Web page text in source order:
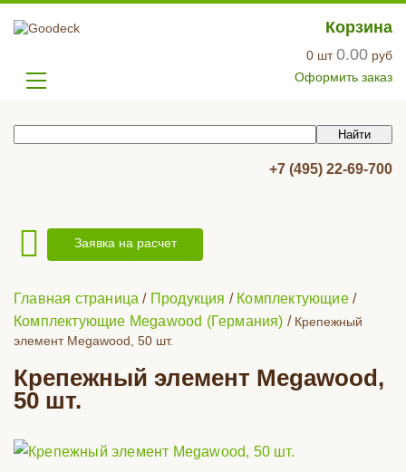
Корзина
0 шт0.00 руб
Оформить заказ
+7 (495) 22-69-700
Заявка на расчет
Главная страница / Продукция / Комплектующие/
Комплектующие Megawood (Германия) / Крепежный
элемент Megawood, 50 шт.
Крепежный элемент Megawood,
50 шт.